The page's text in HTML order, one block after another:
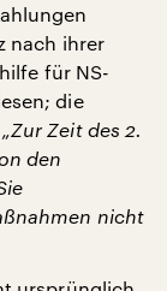
nach ihrer
für NS-
die
„Zur Zeit des 2.
den
nicht